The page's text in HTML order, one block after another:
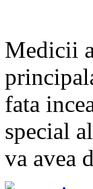
Medicii
fata
special
va avea